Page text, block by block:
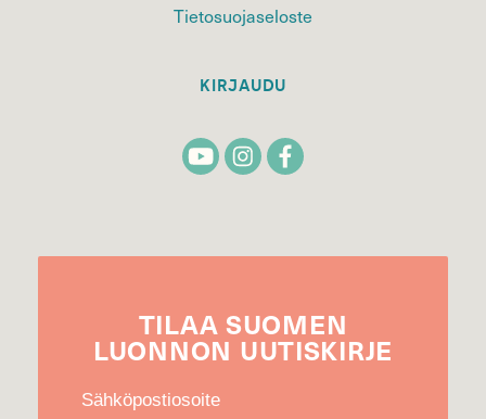
Tietosuojaseloste
KIRJAUDU
TILAA SUOMEN
LUONNON UUTIS­KIRJE
Sähköpostiosoite